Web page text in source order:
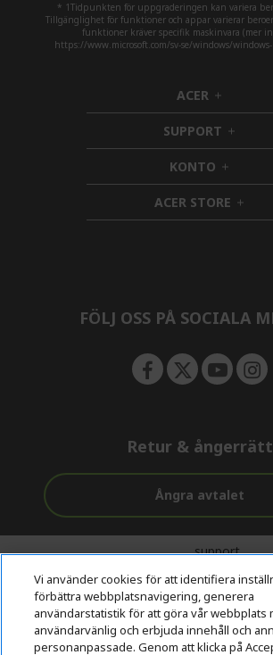
* 1Tidpunkten för uppgraderingen kan variera
Tillgänglighet för funktioner och appar varierar
funktioner kräver specifik maskinvara (mer
https://www.microsoft.com/sv-se/windows/windows-
ACER h
i
d
d
e
n
SUPPORT h
i
d
d
e
n
KONTO h
i
d
d
ACER STORE h
i
FÖLJ OSS PÅ SOCIALA
Retur & ångerrätt
Ångra avtalet
support
efter köp
© 2026 Acer Inc.
Vi använder cookies för att identifiera
förbättra webbplatsnavigering, generera
användarstatistik för att göra vår webbplats
användarvänlig och erbjuda innehåll och
personanpassade. Genom att klicka på